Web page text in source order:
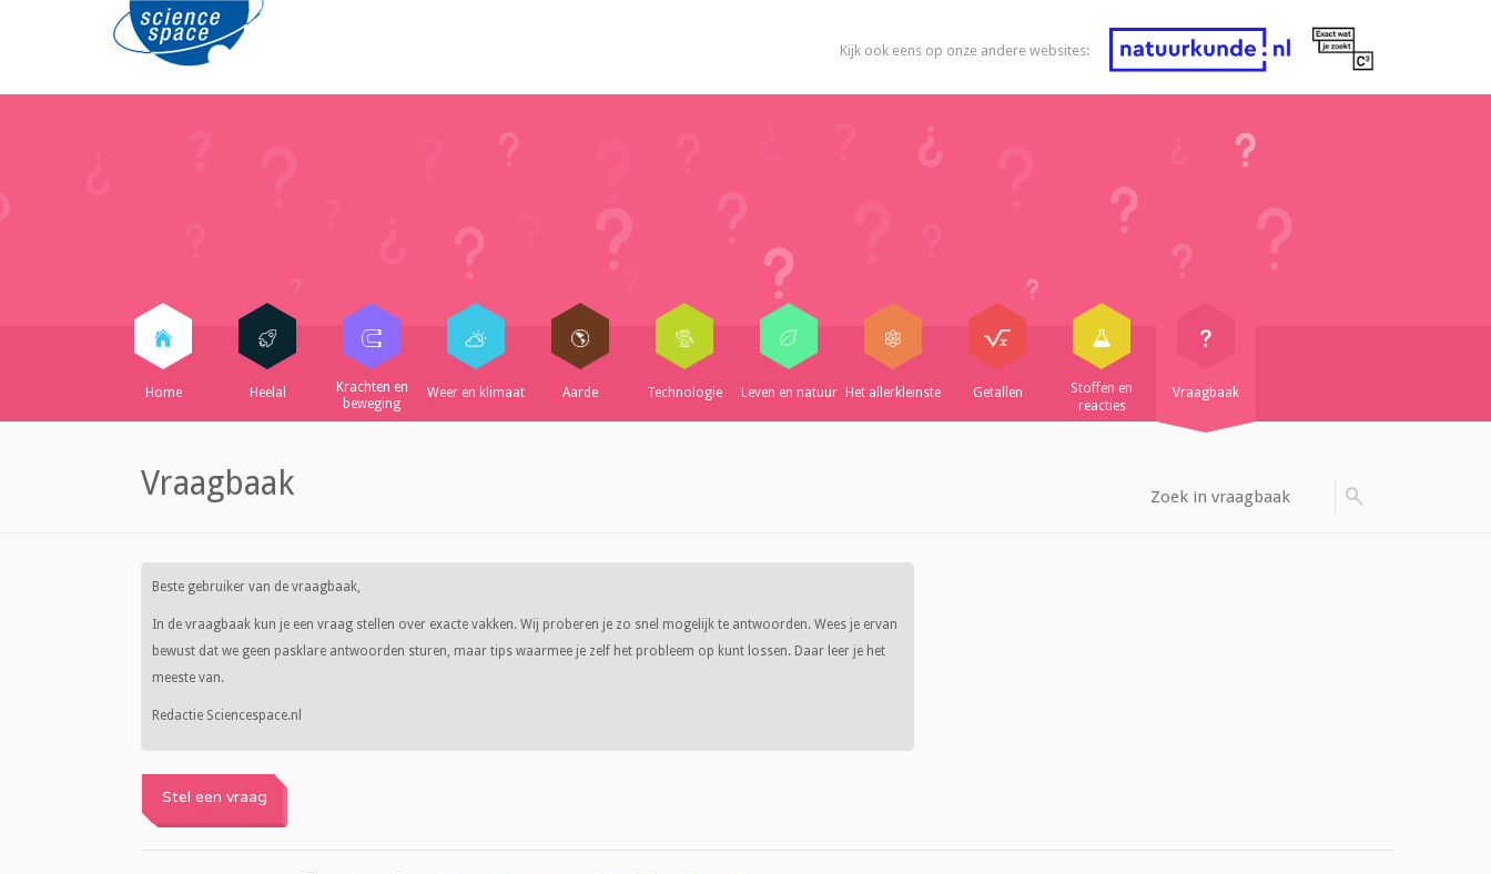
Kijk ook eens op onze andere websites:
Home Heelal
Krachten en
beweging
Weer en klimaat Aarde Technologie Leven en natuur Het allerkleinste Getallen
Stoffen en
reacties
Vraagbaak
Vraagbaak
Beste gebruiker van de vraagbaak,
In de vraagbaak kun je een vraag stellen over exacte vakken. Wij proberen je zo snel mogelijk te antwoorden. Wees je ervan
bewust dat we geen pasklare antwoorden sturen, maar tips waarmee je zelf het probleem op kunt lossen. Daar leer je het
meeste van.
Redactie Sciencespace.nl
Stel een vraag